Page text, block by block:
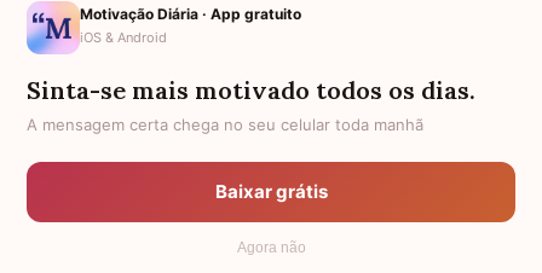
Frases Românticas
Frases de Reflexão
Frases Lindas
Motivação Diária · App gratuito
iOS & Android
Sinta-se mais motivado todos os dias.
A mensagem certa chega no seu celular toda manhã
Baixar grátis
Agora não